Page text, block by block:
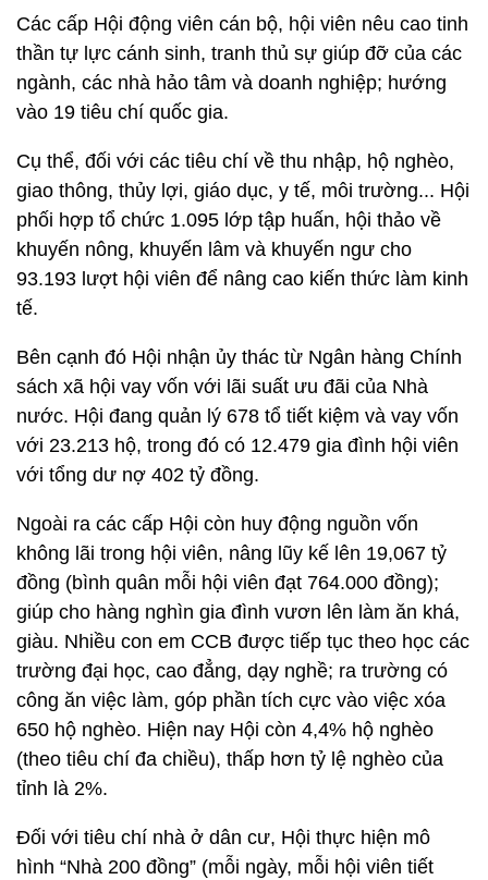
Các cấp Hội động viên cán bộ, hội viên nêu cao tinh
thần tự lực cánh sinh, tranh thủ sự giúp đỡ của các
ngành, các nhà hảo tâm và doanh nghiệp; hướng
vào 19 tiêu chí quốc gia.
Cụ thể, đối với các tiêu chí về thu nhập, hộ nghèo,
giao thông, thủy lợi, giáo dục, y tế, môi trường... Hội
phối hợp tổ chức 1.095 lớp tập huấn, hội thảo về
khuyến nông, khuyến lâm và khuyến ngư cho
93.193 lượt hội viên để nâng cao kiến thức làm kinh
tế.
Bên cạnh đó Hội nhận ủy thác từ Ngân hàng Chính
sách xã hội vay vốn với lãi suất ưu đãi của Nhà
nước. Hội đang quản lý 678 tổ tiết kiệm và vay vốn
với 23.213 hộ, trong đó có 12.479 gia đình hội viên
với tổng dư nợ 402 tỷ đồng.
Ngoài ra các cấp Hội còn huy động nguồn vốn
không lãi trong hội viên, nâng lũy kế lên 19,067 tỷ
đồng (bình quân mỗi hội viên đạt 764.000 đồng);
giúp cho hàng nghìn gia đình vươn lên làm ăn khá,
giàu. Nhiều con em CCB được tiếp tục theo học các
trường đại học, cao đẳng, dạy nghề; ra trường có
công ăn việc làm, góp phần tích cực vào việc xóa
650 hộ nghèo. Hiện nay Hội còn 4,4% hộ nghèo
(theo tiêu chí đa chiều), thấp hơn tỷ lệ nghèo của
tỉnh là 2%.
Đối với tiêu chí nhà ở dân cư, Hội thực hiện mô
hình “Nhà 200 đồng” (mỗi ngày, mỗi hội viên tiết